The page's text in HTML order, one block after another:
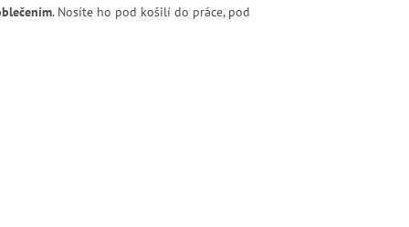
. Nosíte ho pod košilí do práce, pod